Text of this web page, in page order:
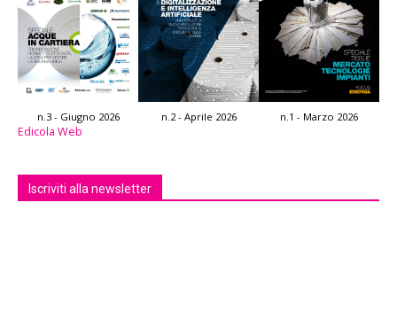
n.3 - Giugno 2026 n.2 - Aprile 2026 n.1 - Marzo 2026
Edicola Web
Iscriviti alla newsletter